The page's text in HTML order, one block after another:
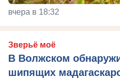
вчера в 18:32
Зверьё моё
В Волжском
шипящих